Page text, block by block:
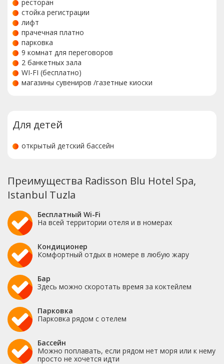
ресторан
стойка регистрации
лифт
прачечная платно
парковка
9 комнат для переговоров
2 банкетных зала
WI-FI (бесплатно)
магазины сувениров /газетные киоски
Для детей
открытый детский бассейн
Преимущества Radisson Blu Hotel Spa,
Istanbul Tuzla
Бесплатный Wi-Fi
На всей территории отеля и в номерах
Кондиционер
Комфортный отдых в номере в любую жару
Бар
Здесь можно скоротать время за коктейлем
Парковка
Парковка рядом с отелем
Бассейн
Можно поплавать, если рядом нет моря или к нему
просто не хочется идти